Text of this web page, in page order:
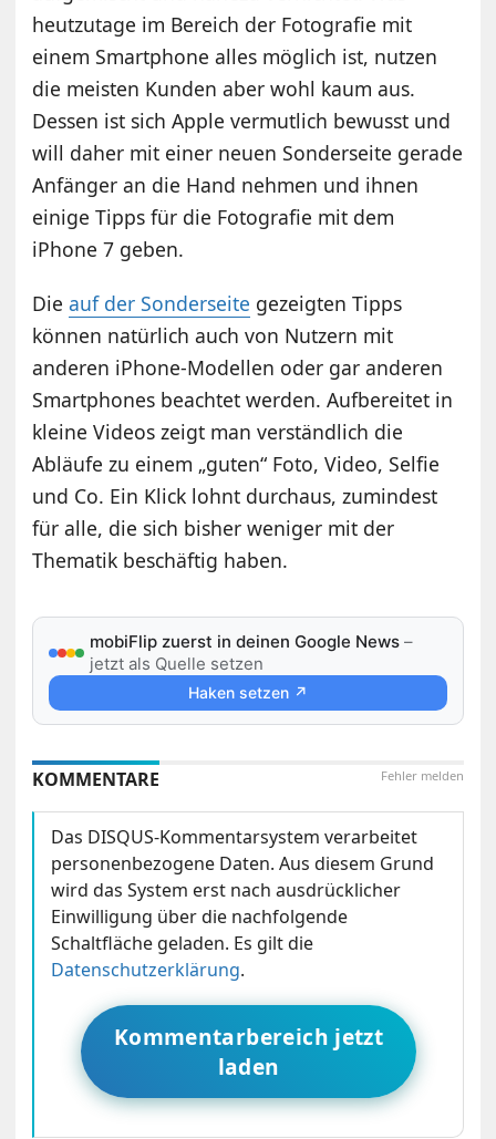
heutzutage im Bereich der Fotografie mit
einem Smartphone alles möglich ist, nutzen
die meisten Kunden aber wohl kaum aus.
Dessen ist sich Apple vermutlich bewusst und
will daher mit einer neuen Sonderseite gerade
Anfänger an die Hand nehmen und ihnen
einige Tipps für die Fotografie mit dem
iPhone 7 geben.
Dieauf der Sonderseite gezeigten Tipps
können natürlich auch von Nutzern mit
anderen iPhone-Modellen oder gar anderen
Smartphones beachtet werden. Aufbereitet in
kleine Videos zeigt man verständlich die
Abläufe zu einem „guten“ Foto, Video, Selfie
und Co. Ein Klick lohnt durchaus, zumindest
für alle, die sich bisher weniger mit der
Thematik beschäftig haben.
mobiFlip zuerst in deinen Google News –
jetzt als Quelle setzen
Haken setzen ↗
Fehler melden
KOMMENTARE
Das DISQUS-Kommentarsystem verarbeitet
personenbezogene Daten. Aus diesem Grund
wird das System erst nach ausdrücklicher
Einwilligung über die nachfolgende
Schaltfläche geladen. Es gilt die
Datenschutzerklärung.
Kommentarbereich jetzt
laden